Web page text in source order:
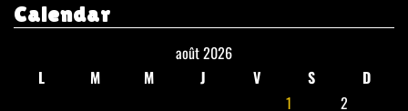
Calendar
août 2026
L
M M J V S
D
1
2